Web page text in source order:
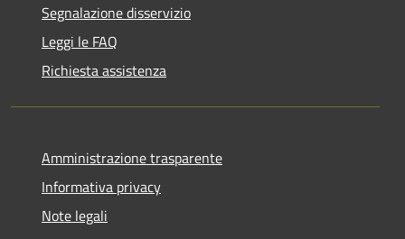
Segnalazione disservizio
Leggi le FAQ
Richiesta assistenza
Amministrazione trasparente
Informativa privacy
Note legali